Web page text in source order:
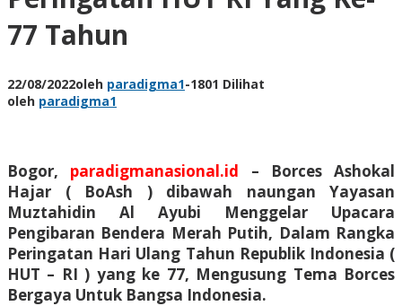
77 Tahun
22/08/2022oleh paradigma1-1801 Dilihat
oleh paradigma1
Bogor, paradigmanasional.id – Borces Ashokal
Hajar ( BoAsh ) dibawah naungan Yayasan
Muztahidin Al Ayubi Menggelar Upacara
Pengibaran Bendera Merah Putih, Dalam Rangka
Peringatan Hari Ulang Tahun Republik Indonesia (
HUT – RI ) yang ke 77, Mengusung Tema Borces
Bergaya Untuk Bangsa Indonesia.